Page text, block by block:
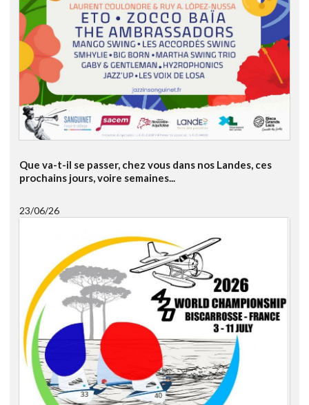
Que va-t-il se passer, chez vous dans nos Landes, ces
prochains jours, voire semaines...
23/06/26